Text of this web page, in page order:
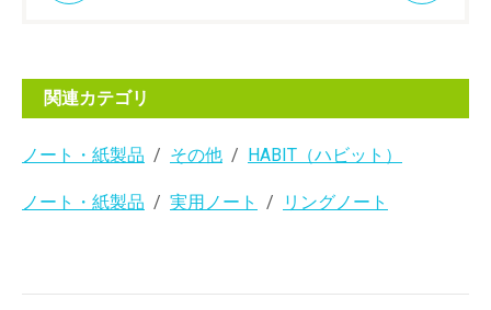
関連カテゴリ
ノート・紙製品 その他 HABIT（ハビット）
ノート・紙製品 実用ノート リングノート